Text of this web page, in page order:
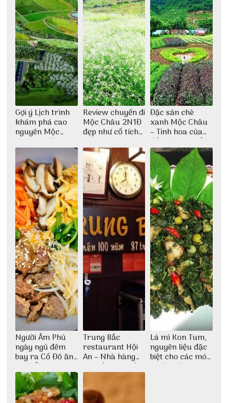
Gợi ý Lịch trình
khám phá cao
nguyên Mộc
Châu 2N1Đ cực
chi tiết
Review chuyến đi
Mộc Châu 2N1Đ
đẹp như cổ tích
Thu Hà
Đặc sản chè
xanh Mộc Châu
– Tinh hoa của
đất trời Tây Bắc
Người Âm Phủ
ngày ngủ đêm
bay ra Cố Đô ăn
Cơm Âm Phủ
Huế
Trung Bắc
restaurant Hội
An – Nhà hàng
cao lầu có thiết
kế vô cùng ấn
tượng giữa lòng
phố Hội
Lá mì Kon Tum,
nguyên liệu đặc
biệt cho các món
ăn độc đáo